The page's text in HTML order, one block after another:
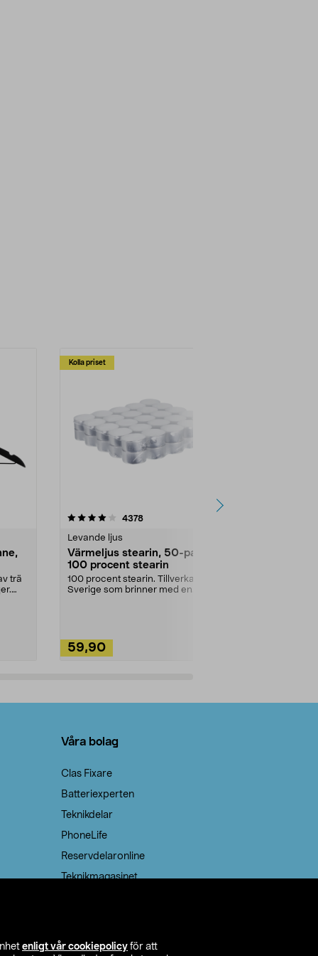
enligt vår cookiepolicy för att
trä
Kolla priset
4378recensioner
Levande ljus
Värmeljus stearin, 50-pack,
100 procent stearin
100 procent stearin. Tillverkade i
Sverige som brinner med en
59,90
4.5av 5 stjärnor
Våra bolag
Clas Fixare
Batteriexperten
Teknikdelar
PhoneLife
Reservdelaronline
Teknikmagasinet